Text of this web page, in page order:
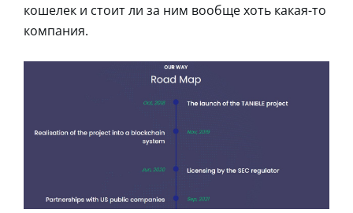
кошелек и стоит ли за ним вообще хоть какая-то
компания.